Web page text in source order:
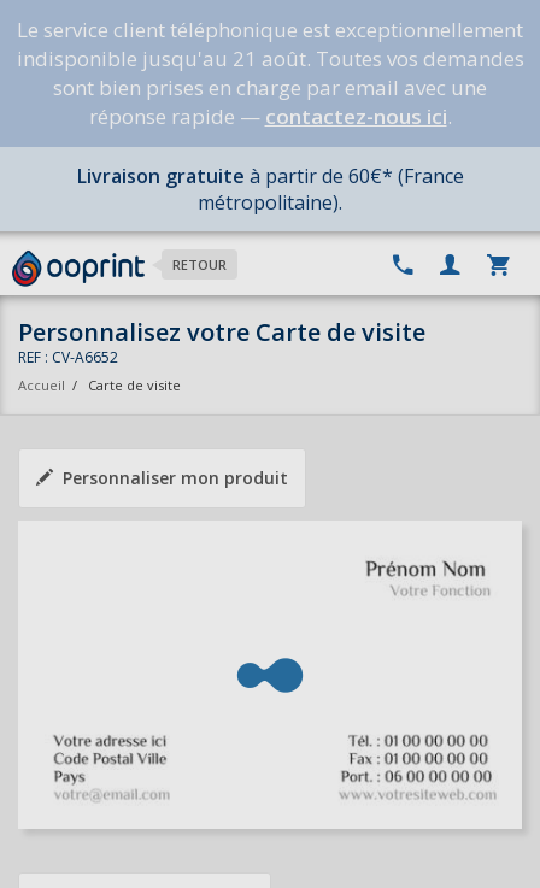
Le service client téléphonique est exceptionnellement
indisponible jusqu'au 21 août. Toutes vos demandes
sont bien prises en charge par email avec une
réponse rapide — contactez-nous ici.
Livraison gratuite à partir de 60€* (France
métropolitaine).
RETOUR
Personnalisez votre Carte de visite
REF : CV-A6652
Accueil / Carte de visite
Personnaliser mon produit